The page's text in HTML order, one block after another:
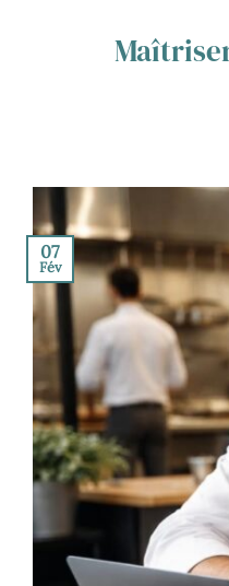
07
Fév